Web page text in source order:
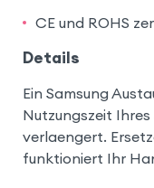
CE und ROHS
Details
Ein Samsung
Nutzungszeit
verlaengert.
funktioniert Ihr